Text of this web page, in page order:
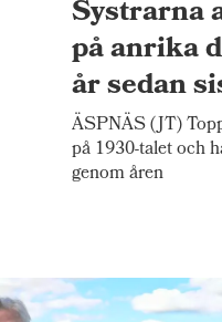
Systrarna
på anrika
år sedan
ÄSPNÄS (JT)
på 1930-talet och
genom åren